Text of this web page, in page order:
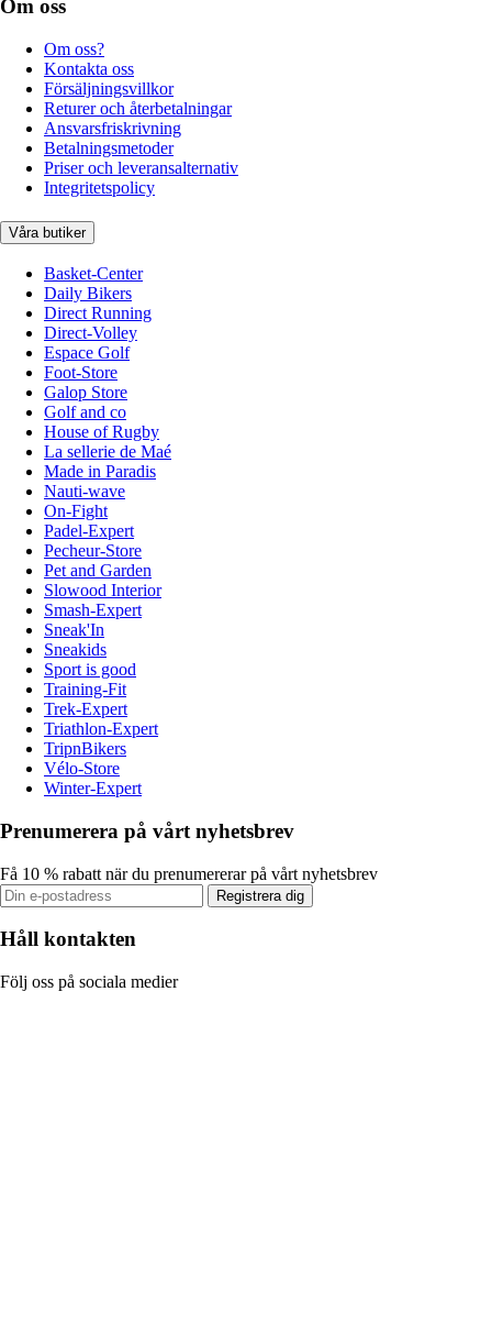
Om oss
Om oss?
Kontakta oss
Försäljningsvillkor
Returer och återbetalningar
Ansvarsfriskrivning
Betalningsmetoder
Priser och leveransalternativ
Integritetspolicy
Våra butiker
Basket-Center
Daily Bikers
Direct Running
Direct-Volley
Espace Golf
Foot-Store
Galop Store
Golf and co
House of Rugby
La sellerie de Maé
Made in Paradis
Nauti-wave
On-Fight
Padel-Expert
Pecheur-Store
Pet and Garden
Slowood Interior
Smash-Expert
Sneak'In
Sneakids
Sport is good
Training-Fit
Trek-Expert
Triathlon-Expert
TripnBikers
Vélo-Store
Winter-Expert
Prenumerera på vårt nyhetsbrev
Få 10 % rabatt när du prenumererar på vårt nyhetsbrev
Registrera dig
Håll kontakten
Följ oss på sociala medier